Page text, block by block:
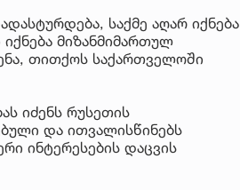
საქმე აღარ იქნება
მიზანმიმართულ
თითქოს საქართველოში
იძენს რუსეთის
და ითვალისწინებს
ინტერესების დაცვის